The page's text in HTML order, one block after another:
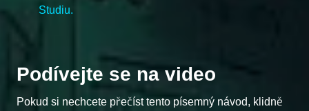
Studiu.
Podívejte se na video
Pokud si nechcete přečíst tento písemný návod, klidně